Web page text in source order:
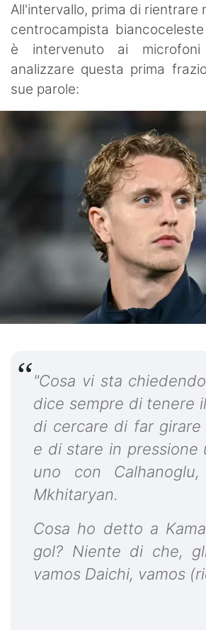
All'intervallo, prima di rientrare
centrocampista
è intervenuto ai
analizzare questa prima
sue parole:
"Cosa vi sta
dice sempre di tenere
di cercare di far girare
e di stare in pressione
uno con
Mkhitaryan.
Cosa ho detto a
gol? Niente di che,
vamos Daichi, vamos